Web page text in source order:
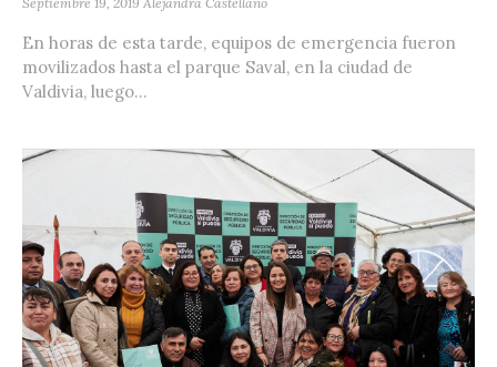
En horas de esta tarde, equipos de emergencia fueron
movilizados hasta el parque Saval, en la ciudad de
Valdivia, luego...